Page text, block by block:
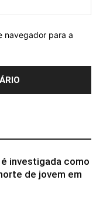
navegador para a
investigada como
de jovem em